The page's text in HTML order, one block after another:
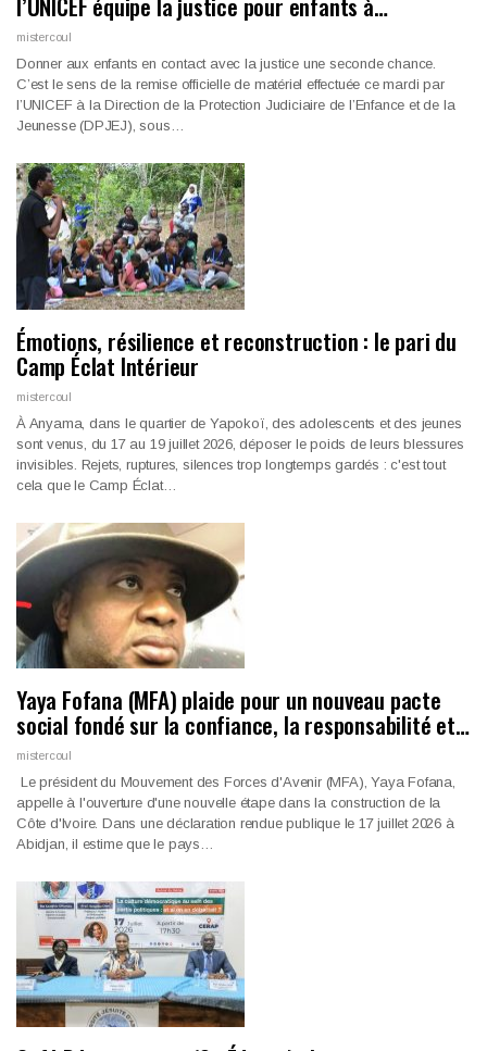
mistercoul
Donner aux enfants en contact avec la justice une seconde chance.
C’est le sens de la remise officielle de matériel effectuée ce mardi par
l’UNICEF à la Direction de la Protection Judiciaire de l’Enfance et de la
Jeunesse (DPJEJ), sous…
Émotions, résilience et reconstruction : le pari du
Camp Éclat Intérieur
mistercoul
À Anyama, dans le quartier de Yapokoï, des adolescents et des jeunes
sont venus, du 17 au 19 juillet 2026, déposer le poids de leurs blessures
invisibles. Rejets, ruptures, silences trop longtemps gardés : c'est tout
cela que le Camp Éclat…
Yaya Fofana (MFA) plaide pour un nouveau pacte
social fondé sur la confiance, la responsabilité et…
mistercoul
Le président du Mouvement des Forces d'Avenir (MFA), Yaya Fofana,
appelle à l'ouverture d'une nouvelle étape dans la construction de la
Côte d'Ivoire. Dans une déclaration rendue publique le 17 juillet 2026 à
Abidjan, il estime que le pays…